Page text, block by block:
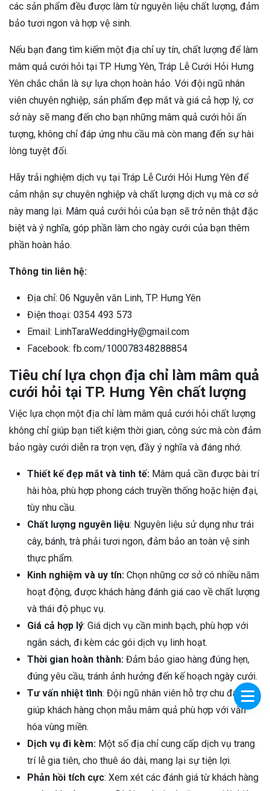
các sản phẩm đều được làm từ nguyên liệu chất lượng, đảm
bảo tươi ngon và hợp vệ sinh.
Nếu bạn đang tìm kiếm một địa chỉ uy tín, chất lượng để làm
mâm quả cưới hỏi tại TP. Hưng Yên, Tráp Lễ Cưới Hỏi Hưng
Yên chắc chắn là sự lựa chọn hoàn hảo. Với đội ngũ nhân
viên chuyên nghiệp, sản phẩm đẹp mắt và giá cả hợp lý, cơ
sở này sẽ mang đến cho bạn những mâm quả cưới hỏi ấn
tượng, không chỉ đáp ứng nhu cầu mà còn mang đến sự hài
lòng tuyệt đối.
Hãy trải nghiệm dịch vụ tại Tráp Lễ Cưới Hỏi Hưng Yên để
cảm nhận sự chuyên nghiệp và chất lượng dịch vụ mà cơ sở
này mang lại. Mâm quả cưới hỏi của bạn sẽ trở nên thật đặc
biệt và ý nghĩa, góp phần làm cho ngày cưới của bạn thêm
phần hoàn hảo.
Thông tin liên hệ:
Địa chỉ: 06 Nguyễn văn Linh, TP. Hưng Yên
Điện thoại: 0354 493 573
Email: LinhTaraWeddingHy@gmail.com
Facebook: fb.com/100078348288854
Tiêu chí lựa chọn địa chỉ làm mâm quả
cưới hỏi tại TP. Hưng Yên chất lượng
Việc lựa chọn một địa chỉ làm mâm quả cưới hỏi chất lượng
không chỉ giúp bạn tiết kiệm thời gian, công sức mà còn đảm
bảo ngày cưới diễn ra trọn vẹn, đầy ý nghĩa và đáng nhớ.
Thiết kế đẹp mắt và tinh tế: Mâm quả cần được bài trí
hài hòa, phù hợp phong cách truyền thống hoặc hiện đại,
tùy nhu cầu.
Chất lượng nguyên liệu: Nguyên liệu sử dụng như trái
cây, bánh, trà phải tươi ngon, đảm bảo an toàn vệ sinh
thực phẩm.
Kinh nghiệm và uy tín: Chọn những cơ sở có nhiều năm
hoạt động, được khách hàng đánh giá cao về chất lượng
và thái độ phục vụ.
Giá cả hợp lý: Giá dịch vụ cần minh bạch, phù hợp với
ngân sách, đi kèm các gói dịch vụ linh hoạt.
Thời gian hoàn thành: Đảm bảo giao hàng đúng hẹn,
đúng yêu cầu, tránh ảnh hưởng đến kế hoạch ngày cưới.
Tư vấn nhiệt tình: Đội ngũ nhân viên hỗ trợ chu đáo,
giúp khách hàng chọn mẫu mâm quả phù hợp với văn
hóa vùng miền.
Dịch vụ đi kèm: Một số địa chỉ cung cấp dịch vụ trang
trí lễ gia tiên, cho thuê áo dài, mang lại sự tiện lợi.
Phản hồi tích cực: Xem xét các đánh giá từ khách hàng